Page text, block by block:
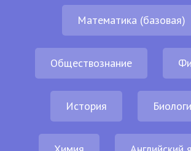
Математика (базовая)
Обществознание
История